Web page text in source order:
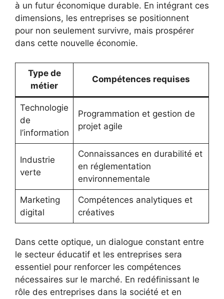
à un futur économique durable. En intégrant ces
dimensions, les entreprises se positionnent
pour non seulement survivre, mais prospérer
dans cette nouvelle économie.
Type de
métier
Compétences requises
Technologie
de
l’information
Programmation et gestion de
projet agile
Industrie
verte
Connaissances en durabilité et
en réglementation
environnementale
Marketing
digital
Compétences analytiques et
créatives
Dans cette optique, un dialogue constant entre
le secteur éducatif et les entreprises sera
essentiel pour renforcer les compétences
nécessaires sur le marché. En redéfinissant le
rôle des entreprises dans la société et en